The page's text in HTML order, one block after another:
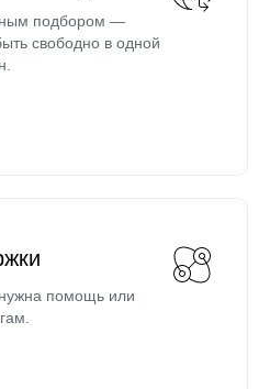
подбором —
свободно в одной
помощь или